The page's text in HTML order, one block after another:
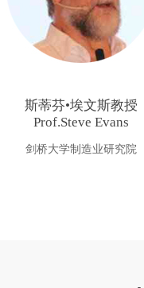
斯蒂芬•埃文斯教授
Prof.Steve Evans
剑桥大学制造业研究院